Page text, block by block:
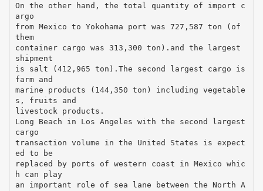
On the other hand, the total quantity of import c
argo
from Mexico to Yokohama port was 727,587 ton (of
them
container cargo was 313,300 ton).and the largest
shipment
is salt (412,965 ton).The second largest cargo is
farm and
marine products (144,350 ton) including vegetable
s, fruits and
livestock products.
Long Beach in Los Angeles with the second largest
cargo
transaction volume in the United States is expect
ed to be
replaced by ports of western coast in Mexico whic
h can play
an important role of sea lane between the North A